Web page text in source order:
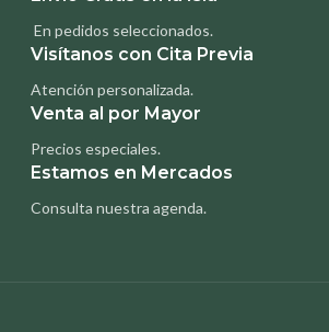
En pedidos seleccionados.
Visítanos con Cita Previa
Atención personalizada.
Venta al por Mayor
Precios especiales.
Estamos en Mercados
Consulta nuestra agenda.